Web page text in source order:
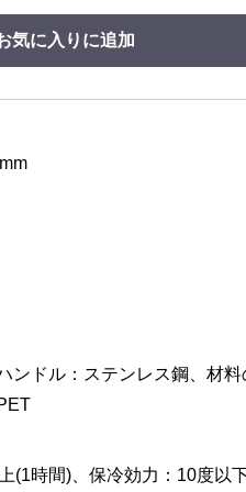
気に入りに追加
ンドル：ステンレス鋼、材料
(1時間)、保冷効力：10度以